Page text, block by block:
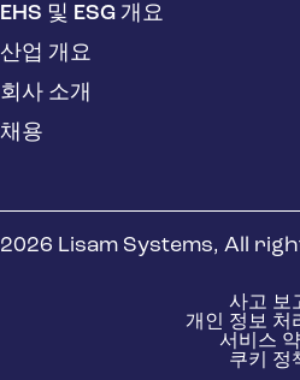
EHS 및 ESG 개요
산업 개요
회사 소개
채용
2026 Lisam Systems, All
사고 보
개인 정보 처
서비스
쿠키 정